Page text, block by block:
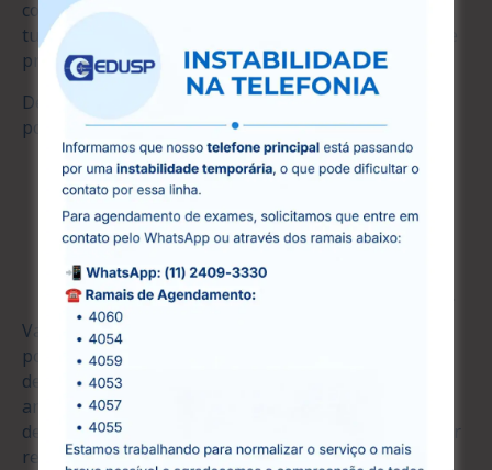
conseguirá ver com mais clareza se há ou não um
tumor ou uma alteração que pode indicar o câncer de
próstata.
Dentre as vantagens deste tipo de exame estão a
possibilidade de:
Confirmar ou não a presença de tumor;
Identificar o tamanho, grau e a localização do
tumor;
Ter uma boa noção do risco;
Orientar a biópsia;
Orientar cirurgia, terapia focal ou radioterapia.
Vale ressaltar que cada um dos exames citados
possuem a sua própria função e utilidade para a
descoberta e tratamento da doença. Portanto, a
análise de um especialista é fundamental para
determinar qual e em que momento, eles deverão ser
realizados.